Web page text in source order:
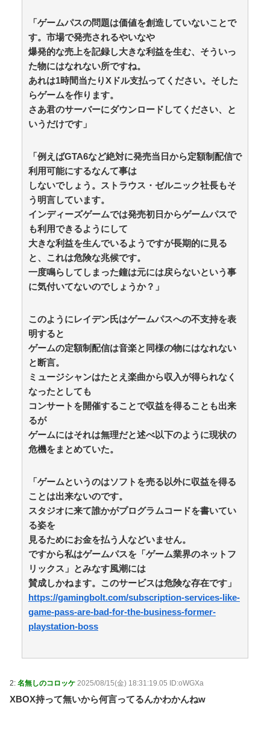
に『楽でいいわねー切るだけで済んで』と言われ、野良
妊婦認定までされた話 / おまとめアンテナ
NEW!
12:27)
【セトリ】「ハロ！コン！2026」TOYOTA ARENA
TOKYO 8月8日昼・夜公演セットリスト / おまとめアン
テナ NEW! (8/8 11:39)
百田夏菜子との結婚2年堂本剛、印象ガラリな姿に
「匂わせなの？」※私の本音 / おまとめアンテナ
08:10)
Powered by livedoor 相互RSS
「ゲームパスの問題は価値を創造していないことで
す。市場で発売されるやいなや
爆発的な売上を記録し大きな利益を生む、そういっ
た物にはなれない所ですね。
あれは1時間当たりXドル支払ってください。そした
らゲームを作ります。
さあ君のサーバーにダウンロードしてください、と
いうだけです」
「例えばGTA6など絶対に発売当日から定額制配信で
利用可能にするなんて事は
しないでしょう。ストラウス・ゼルニック社長もそ
う明言しています。
インディーズゲームでは発売初日からゲームパスで
も利用できるようにして
大きな利益を生んでいるようですが長期的に見る
と、これは危険な兆候です。
一度鳴らしてしまった鐘は元には戻らないという事
に気付いてないのでしょうか？」
このようにレイデン氏はゲームパスへの不支持を表
明すると
ゲームの定額制配信は音楽と同様の物にはなれない
と断言。
ミュージシャンはたとえ楽曲から収入が得られなく
なったとしても
コンサートを開催することで収益を得ることも出来
るが
ゲームにはそれは無理だと述べ以下のように現状の
危機をまとめていた。
「ゲームというのはソフトを売る以外に収益を得る
ことは出来ないのです。
スタジオに来て誰かがプログラムコードを書いてい
る姿を
見るためにお金を払う人などいません。
ですから私はゲームパスを「ゲーム業界のネットフ
リックス」とみなす風潮には
賛成しかねます。このサービスは危険な存在です」
https://gamingbolt.com/subscription-services-like-
game-pass-are-bad-for-the-business-former-
playstation-boss
2: 名無しのコロッケ 2025/08/15(金) 18:31:19.05 ID:oWGXa
XBOX持って無いから何言ってるんかわかんねw